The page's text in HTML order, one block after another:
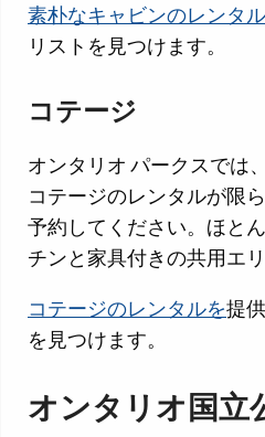
素朴なキャビンのレンタル
リストを見つけます。
コテージ
オンタリオ パークスでは
コテージのレンタルが限
予約してください。ほと
チンと家具付きの共用エ
コテージのレンタルを提
を見つけます。
オンタリオ国立